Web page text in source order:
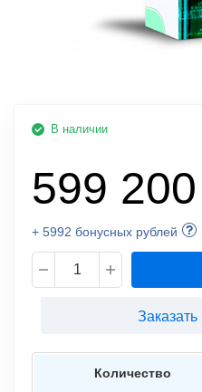
В наличии
599
+ 5992 бонусных рублей
Заказать
Количество